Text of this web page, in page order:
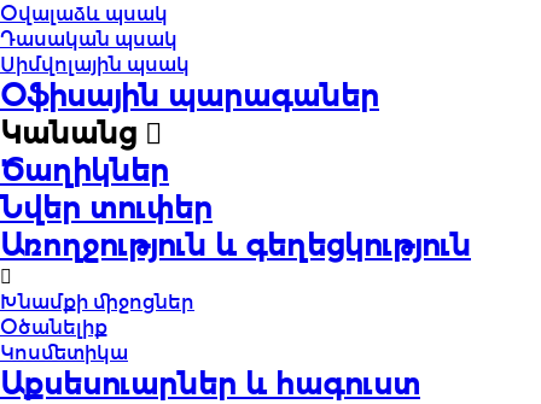
Օվալաձև պսակ
Դասական պսակ
Սիմվոլային պսակ
Օֆիսային պարագաներ
Կանանց
Ծաղիկներ
Նվեր տուփեր
Առողջություն և գեղեցկություն
Խնամքի միջոցներ
Օծանելիք
Կոսմետիկա
Աքսեսուարներ և հագուստ